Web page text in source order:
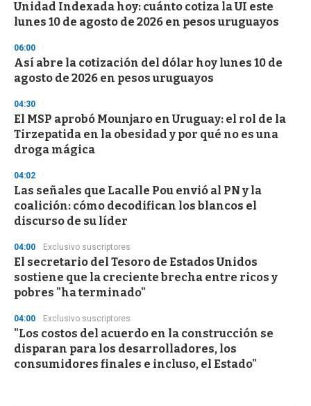
Unidad Indexada hoy: cuánto cotiza la UI este
lunes 10 de agosto de 2026 en pesos uruguayos
06:00
Así abre la cotización del dólar hoy lunes 10 de
agosto de 2026 en pesos uruguayos
04:30
El MSP aprobó Mounjaro en Uruguay: el rol de la
Tirzepatida en la obesidad y por qué no es una
droga mágica
04:02
Las señales que Lacalle Pou envió al PN y la
coalición: cómo decodifican los blancos el
discurso de su líder
04:00 Exclusivo suscriptores
El secretario del Tesoro de Estados Unidos
sostiene que la creciente brecha entre ricos y
pobres "ha terminado"
04:00 Exclusivo suscriptores
"Los costos del acuerdo en la construcción se
disparan para los desarrolladores, los
consumidores finales e incluso, el Estado"